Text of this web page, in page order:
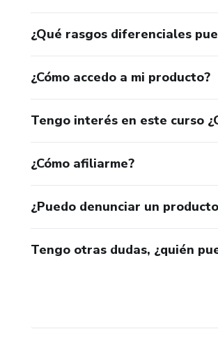
¿Qué rasgos diferenciales
¿Cómo accedo a mi producto?
Tengo interés en este curso
¿Cómo afiliarme?
¿Puedo denunciar un
Tengo otras dudas, ¿quién